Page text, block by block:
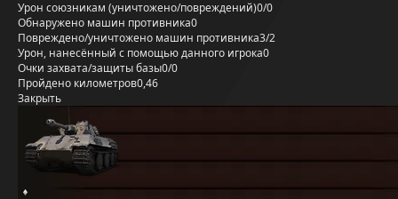
Урон союзникам (уничтожено/повреждений)0/0
Обнаружено машин противника0
Повреждено/уничтожено машин противника3/2
Урон, нанесённый с помощью данного игрока0
Очки захвата/защиты базы0/0
Пройдено километров0,46
Закрыть